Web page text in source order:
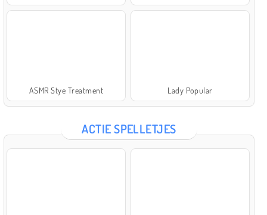
ASMR Stye Treatment Lady Popular
ACTIE SPELLETJES